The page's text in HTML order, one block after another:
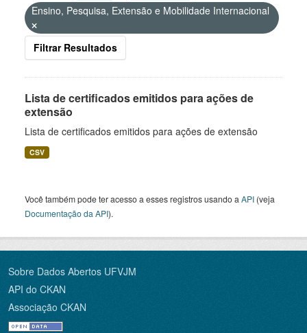
Ensino, Pesquisa, Extensão e Mobilidade Internacional
Filtrar Resultados
Lista de certificados emitidos para ações de
extensão
Lista de certificados emitidos para ações de extensão
CSV
Você também pode ter acesso a esses registros usando a API (veja
Documentação da API).
Sobre Dados Abertos UFVJM
API do CKAN
Associação CKAN